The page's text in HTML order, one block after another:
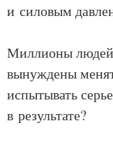
и силовым
Миллионы людей
вынуждены
испытывать
в результате?